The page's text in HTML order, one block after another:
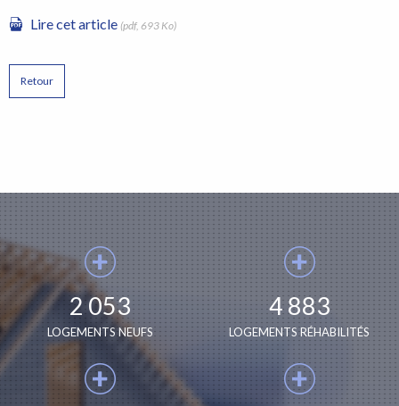
Lire cet article (pdf, 693 Ko)
Retour
2 053
LOGEMENTS NEUFS
4 883
LOGEMENTS RÉHABILITÉS